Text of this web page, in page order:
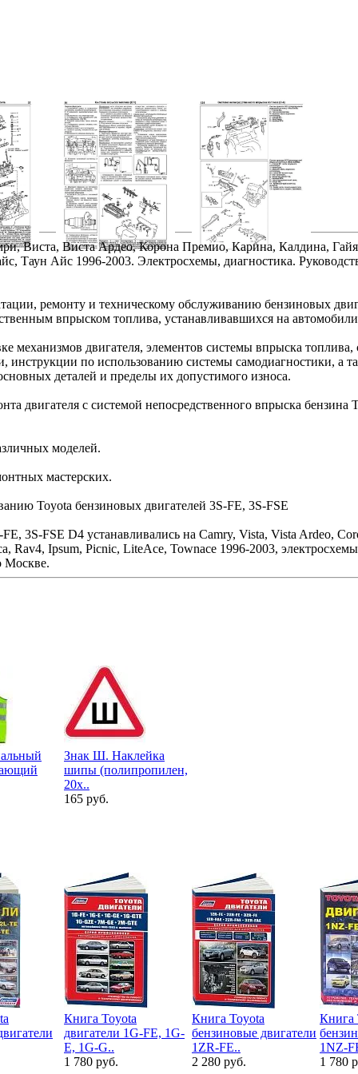
Виста, Виста Ардео, Корона Премио, Карина, Калдина,
Таун Айс 1996-2003. Электросхемы, диагностика.
ремонту и техническому обслуживанию бензиновых
впрыском топлива, устанавливавшихся на
механизмов двигателя, элементов системы впрыска
инструкции по использованию системы самодиагностики, а
деталей и пределы их допустимого износа.
двигателя с системой непосредственного впрыска бензина
моделей.
мастерских.
Toyota бензиновых двигателей 3S-FE, 3S-FSE
3S-FSE D4 устанавливались на Camry, Vista, Vista Ardeo,
Rav4, Ipsum, Picnic, LiteAce, Townace 1996-2003,
Москве.
Знак Ш. Наклейка
шипы (полипропилен,
20х..
165 руб.
Книга Toyota
двигатели 1G-FE, 1G-
E, 1G-G..
1 780 руб.
Книга Toyota
бензиновые двигатели
1ZR-FE..
2 280 руб.
Книга
1NZ-
1 780